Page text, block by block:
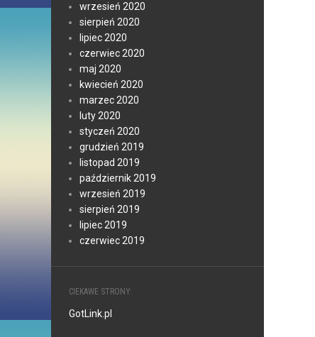
wrzesień 2020
sierpień 2020
lipiec 2020
czerwiec 2020
maj 2020
kwiecień 2020
marzec 2020
luty 2020
styczeń 2020
grudzień 2019
listopad 2019
październik 2019
wrzesień 2019
sierpień 2019
lipiec 2019
czerwiec 2019
CIEKAWE STRONY:
GotLink.pl